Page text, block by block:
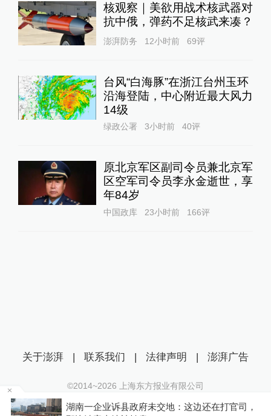
核观察｜美欲用战术核武器对
抗中俄，弹药不足核武来凑？
澎湃防务 12小时前 69评
台风“白海豚”在浙江台州玉环
沿海登陆，中心附近最大风力
14级
绿政公署 3小时前 40评
原北京军区副司令员兼北京军
区空军司令员李永金逝世，享
年84岁
中国政库 23小时前 166评
湖南一企业诉县政府未交地：这边还在打官司，
关于澎湃 | 联系我们 | 法律声明 | 澎湃广告
©2014~2026 上海东方报业有限公司
沪ICP证：沪B2-20170116 | 沪ICP备14003370号